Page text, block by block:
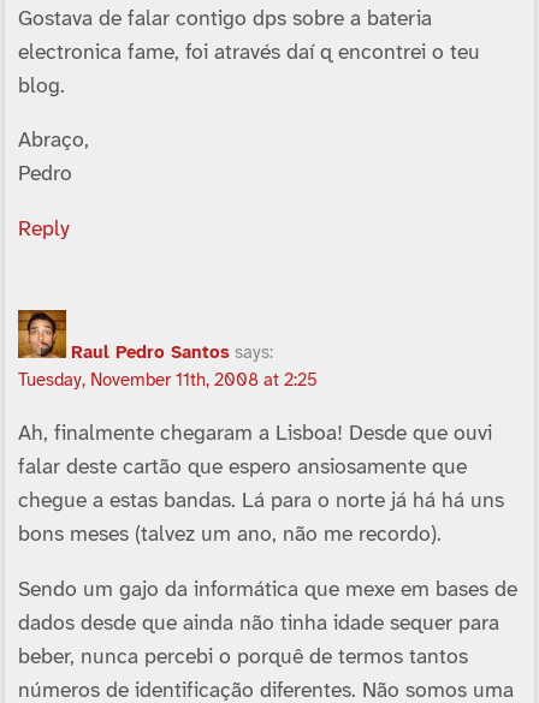
Gostava de falar contigo dps sobre a bateria
electronica fame, foi através daí­ q encontrei o teu
blog.
Abraço,
Pedro
Reply
Raul Pedro Santos says:
Tuesday, November 11th, 2008 at 2:25
Ah, finalmente chegaram a Lisboa! Desde que ouvi
falar deste cartão que espero ansiosamente que
chegue a estas bandas. Lá para o norte já há há uns
bons meses (talvez um ano, não me recordo).
Sendo um gajo da informática que mexe em bases de
dados desde que ainda não tinha idade sequer para
beber, nunca percebi o porquê de termos tantos
números de identificação diferentes. Não somos uma